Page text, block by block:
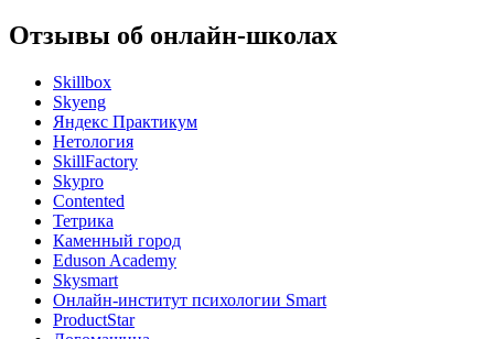
Отзывы об онлайн-школах
Skillbox
Skyeng
Яндекс Практикум
Нетология
SkillFactory
Skypro
Contented
Тетрика
Каменный город
Eduson Academy
Skysmart
Онлайн-институт психологии Smart
ProductStar